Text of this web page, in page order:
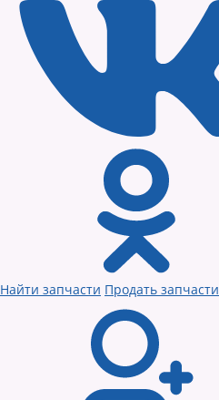
Найти запчасти Продать запчасти